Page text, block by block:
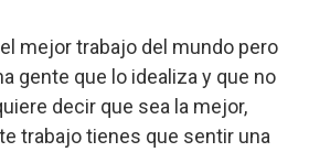
mejor trabajo del mundo pero
gente que lo idealiza y que no
decir que sea la mejor,
trabajo tienes que sentir una